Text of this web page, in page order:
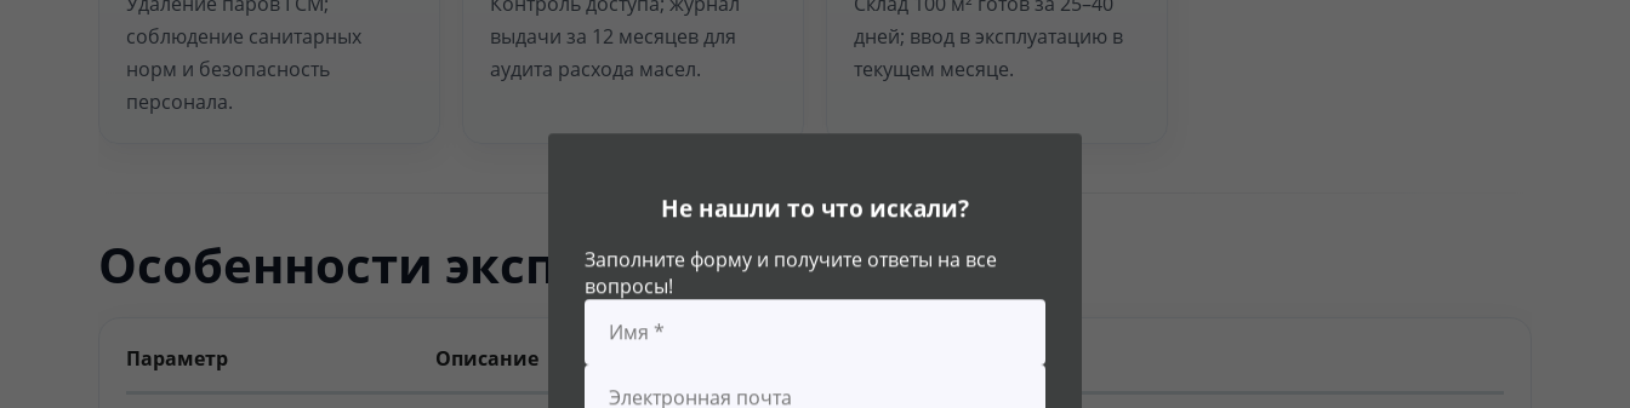
соблюдение санитарных
норм и безопасность
персонала.
выдачи за 12 месяцев для
аудита расхода масел.
дней; ввод в эксплуатацию в
текущем месяце.
Особенности эксплуатации
Параметр Описание
Не нашли то что искали?
Заполните форму и получите ответы на все
вопросы!